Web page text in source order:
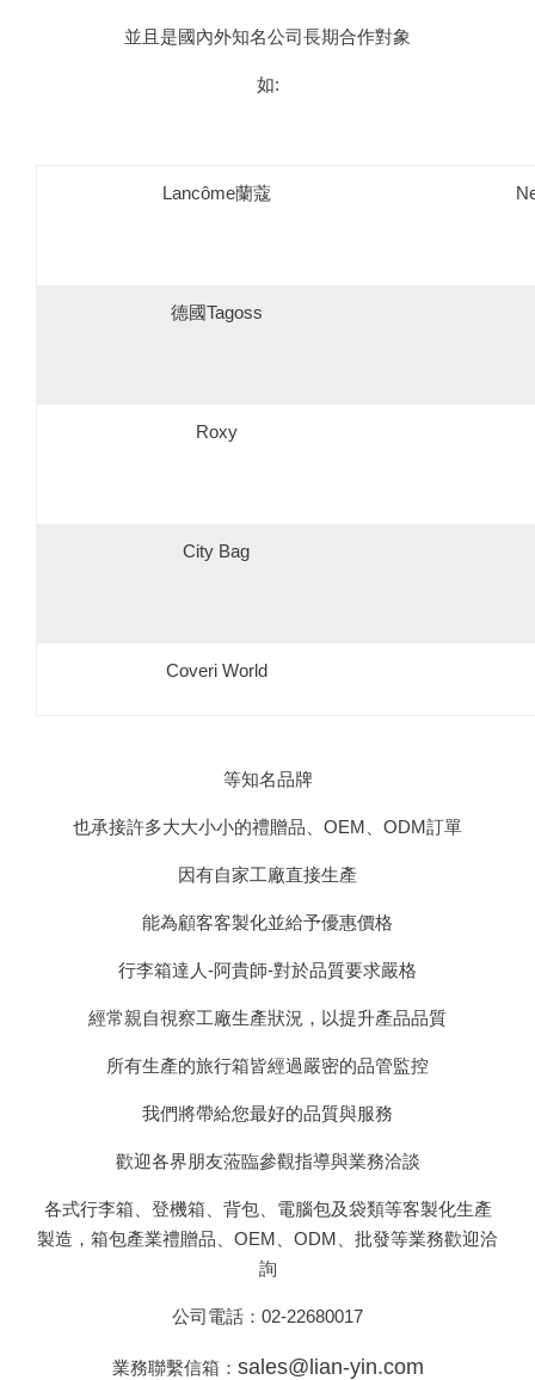
並且是國內外知名公司長期合作對象
如:
Lancôme蘭蔻
德國Tagoss
Roxy
City Bag
Coveri World
等知名品牌
也承接許多大大小小的禮贈品、OEM、ODM訂單
因有自家工廠直接生產
能為顧客客製化並給予優惠價格
行李箱達人-阿貴師-對於品質要求嚴格
經常親自視察工廠生產狀況，以提升產品品質
所有生產的旅行箱皆經過嚴密的品管監控
我們將帶給您最好的品質與服務
歡迎各界朋友蒞臨參觀指導與業務洽談
各式行李箱、登機箱、背包、電腦包及袋類等客製化生產
製造，箱包產業禮贈品、OEM、ODM、批發等業務歡迎洽
詢
公司電話： 02-22680017
業務聯繫信箱： sales@lian-yin.com